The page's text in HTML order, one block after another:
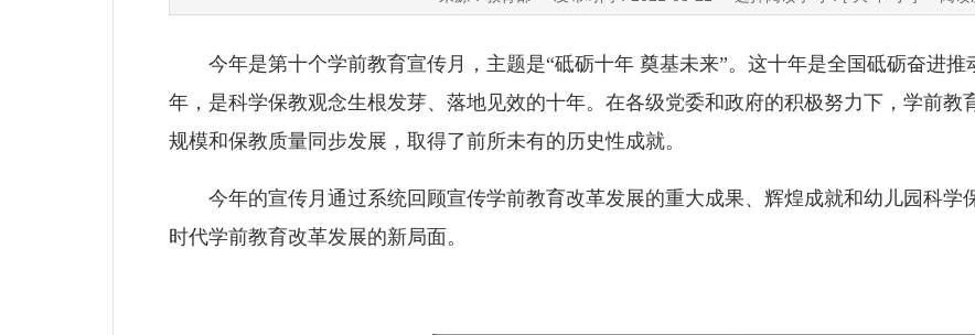
今年是第十个学前教育宣传月，主题是“砥砺十年 奠基未来”。这十年是全国砥砺奋进推
年，是科学保教观念生根发芽、落地见效的十年。在各级党委和政府的积极努力下，学前教
规模和保教质量同步发展，取得了前所未有的历史性成就。
今年的宣传月通过系统回顾宣传学前教育改革发展的重大成果、辉煌成就和幼儿园科学
时代学前教育改革发展的新局面。